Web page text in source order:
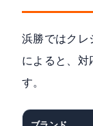
浜勝ではクレ
によると、対
す。